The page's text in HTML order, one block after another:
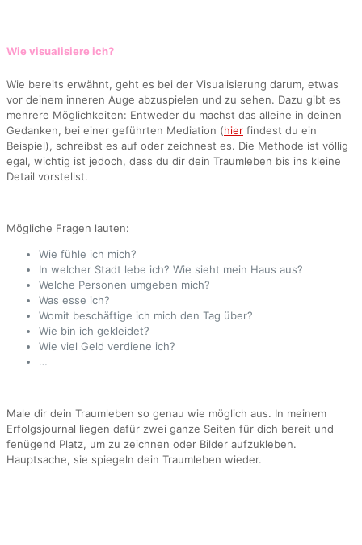
Wie visualisiere ich?
Wie bereits erwähnt, geht es bei der Visualisierung darum, etwas
vor deinem inneren Auge abzuspielen und zu sehen. Dazu gibt es
mehrere Möglichkeiten: Entweder du machst das alleine in deinen
Gedanken, bei einer geführten Mediation (hier findest du ein
Beispiel), schreibst es auf oder zeichnest es. Die Methode ist völlig
egal, wichtig ist jedoch, dass du dir dein Traumleben bis ins kleine
Detail vorstellst.
Mögliche Fragen lauten:
Wie fühle ich mich?
In welcher Stadt lebe ich? Wie sieht mein Haus aus?
Welche Personen umgeben mich?
Was esse ich?
Womit beschäftige ich mich den Tag über?
Wie bin ich gekleidet?
Wie viel Geld verdiene ich?
…
Male dir dein Traumleben so genau wie möglich aus. In meinem
Erfolgsjournal liegen dafür zwei ganze Seiten für dich bereit und
fenügend Platz, um zu zeichnen oder Bilder aufzukleben.
Hauptsache, sie spiegeln dein Traumleben wieder.